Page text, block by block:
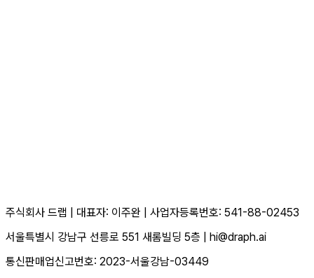
주식회사 드랩 대표자: 이주완
사업자등록번호: 541-88-02453
서울특별시 강남구 선릉로 551 새롬빌딩 5층
hi@draph.ai
통신판매업신고번호: 2023-서울강남-03449